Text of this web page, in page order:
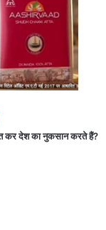
कर देश का नुकसान करते हैं?